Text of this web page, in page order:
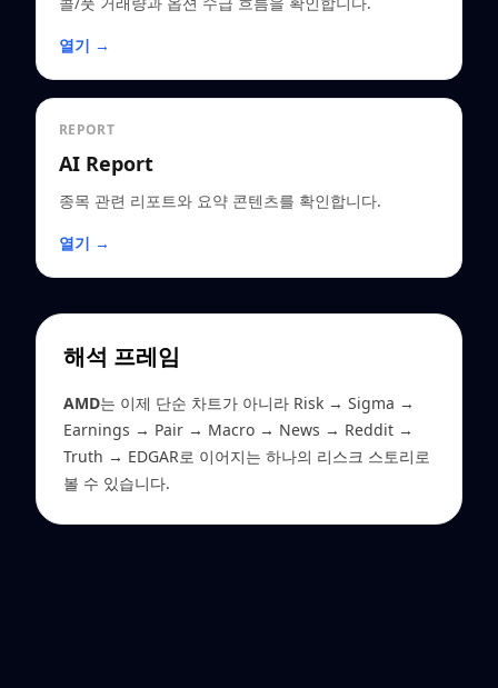
열기 →
REPORT
AI Report
종목 관련 리포트와 요약 콘텐츠를 확인합니다.
열기 →
해석 프레임
AMD는 이제 단순 차트가 아니라 Risk → Sigma →
Earnings → Pair → Macro → News → Reddit →
Truth → EDGAR로 이어지는 하나의 리스크 스토리로
볼 수 있습니다.